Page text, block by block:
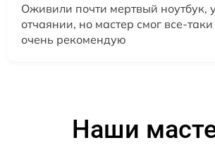
Оживили почти мертвый ноутбук,
отчаянии, но мастер смог все-
очень рекомендую
Наши